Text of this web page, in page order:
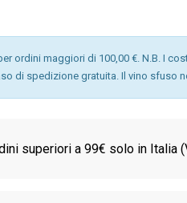
ordini maggiori di 100,00 €. N.B. I
di spedizione gratuita. Il vino sfuso
superiori a 99€ solo in Italia